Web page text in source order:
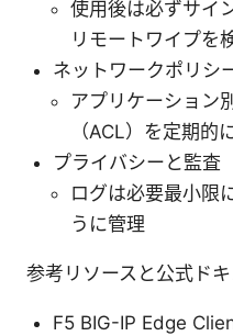
使用後は必ずサイ
リモートワイプを
ネットワークポリシ
アプリケーション
（ACL）を定期的
プライバシーと監査
ログは必要最小限
うに管理
参考リソースと公式ド
F5 BIG-IP Edge